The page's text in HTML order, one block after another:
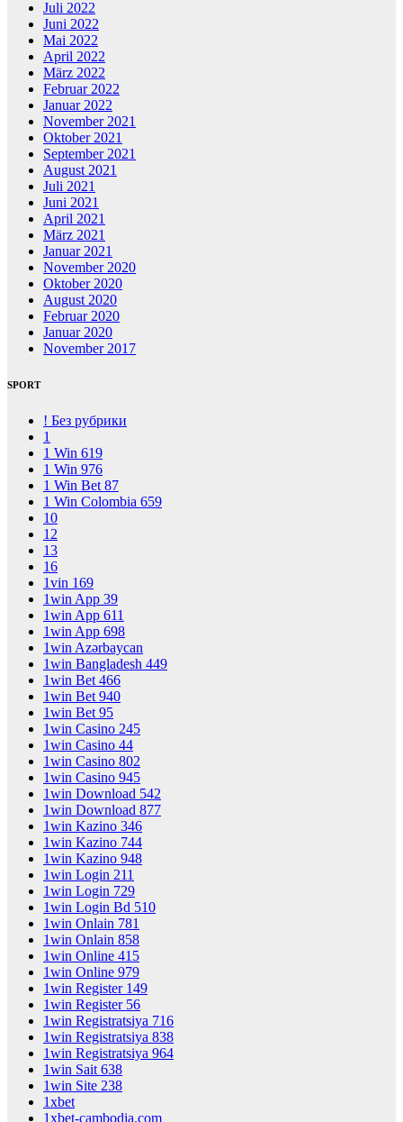
Juli 2022
Juni 2022
Mai 2022
April 2022
März 2022
Februar 2022
Januar 2022
November 2021
Oktober 2021
September 2021
August 2021
Juli 2021
Juni 2021
April 2021
März 2021
Januar 2021
November 2020
Oktober 2020
August 2020
Februar 2020
Januar 2020
November 2017
SPORT
! Без рубрики
1
1 Win 619
1 Win 976
1 Win Bet 87
1 Win Colombia 659
10
12
13
16
1vin 169
1win App 39
1win App 611
1win App 698
1win Azərbaycan
1win Bangladesh 449
1win Bet 466
1win Bet 940
1win Bet 95
1win Casino 245
1win Casino 44
1win Casino 802
1win Casino 945
1win Download 542
1win Download 877
1win Kazino 346
1win Kazino 744
1win Kazino 948
1win Login 211
1win Login 729
1win Login Bd 510
1win Onlain 781
1win Onlain 858
1win Online 415
1win Online 979
1win Register 149
1win Register 56
1win Registratsiya 716
1win Registratsiya 838
1win Registratsiya 964
1win Sait 638
1win Site 238
1xbet
1xbet-cambodia.com